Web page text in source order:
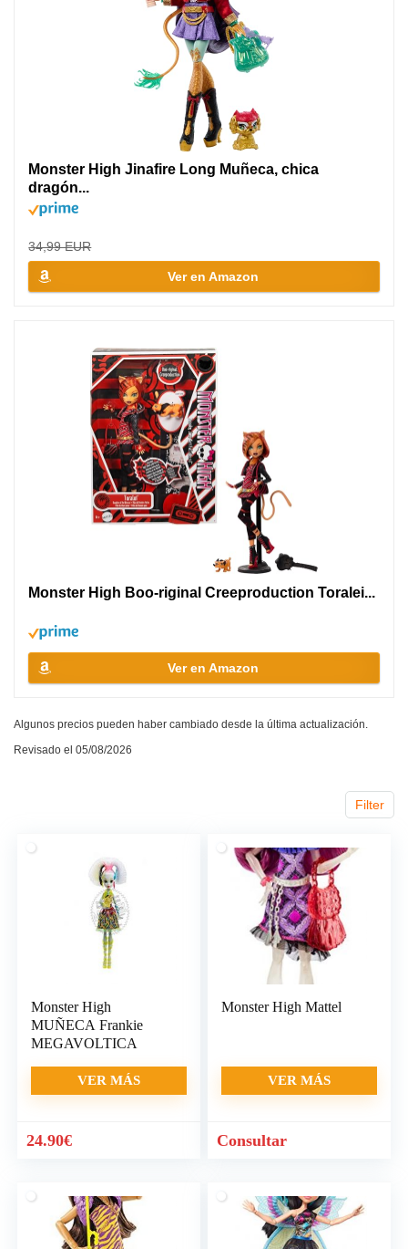
Monster High Jinafire Long Muñeca, chica
dragón...
34,99 EUR
Ver en Amazon
Monster High Boo-riginal Creeproduction Toralei...
Ver en Amazon
Algunos precios pueden haber cambiado desde la última actualización.
Revisado el 05/08/2026
Filter
Monster High
MUÑECA Frankie
MEGAVOLTICA
VER MÁS
24.90€
Monster High Mattel
VER MÁS
Consultar